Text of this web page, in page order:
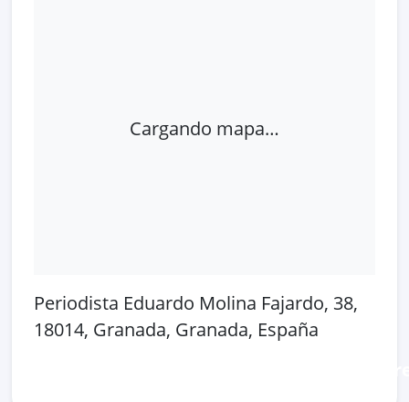
Cargando mapa…
Periodista Eduardo Molina Fajardo, 38,
18014, Granada, Granada, España